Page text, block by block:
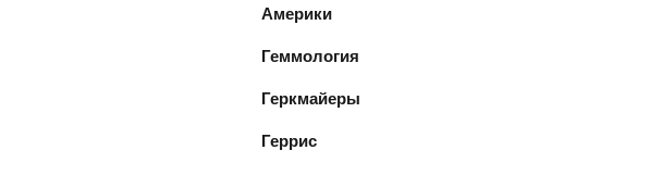
Америки
Геммология
Геркмайеры
Геррис